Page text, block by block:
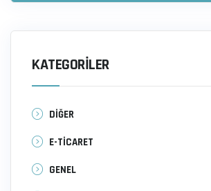
KATEGORILER
DİĞER
E-TİCARET
GENEL